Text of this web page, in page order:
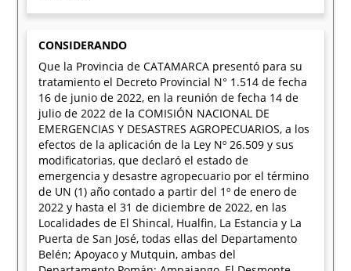
CONSIDERANDO
Que la Provincia de CATAMARCA presentó para su
tratamiento el Decreto Provincial N° 1.514 de fecha
16 de junio de 2022, en la reunión de fecha 14 de
julio de 2022 de la COMISIÓN NACIONAL DE
EMERGENCIAS Y DESASTRES AGROPECUARIOS, a los
efectos de la aplicación de la Ley Nº 26.509 y sus
modificatorias, que declaró el estado de
emergencia y desastre agropecuario por el término
de UN (1) año contado a partir del 1º de enero de
2022 y hasta el 31 de diciembre de 2022, en las
Localidades de El Shincal, Hualfin, La Estancia y La
Puerta de San José, todas ellas del Departamento
Belén; Apoyaco y Mutquin, ambas del